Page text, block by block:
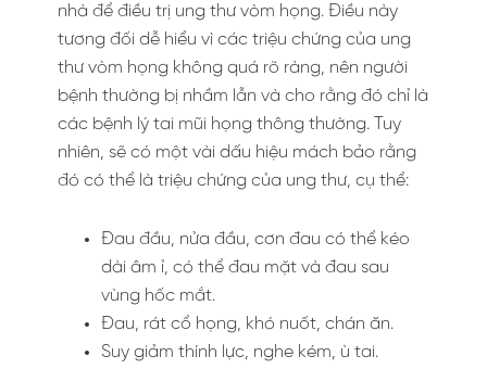
nhà để điều trị ung thư vòm họng. Điều này
tương đối dễ hiểu vì các triệu chứng của ung
thư vòm họng không quá rõ ràng, nên người
bệnh thường bị nhầm lẫn và cho rằng đó chỉ là
các bệnh lý tai mũi họng thông thường. Tuy
nhiên, sẽ có một vài dấu hiệu mách bảo rằng
đó có thể là triệu chứng của ung thư, cụ thể:
Đau đầu, nửa đầu, cơn đau có thể kéo
dài âm ỉ, có thể đau mặt và đau sau
vùng hốc mắt.
Đau, rát cổ họng, khó nuốt, chán ăn.
Suy giảm thính lực, nghe kém, ù tai.